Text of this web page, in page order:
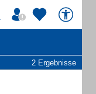
2 Ergebnisse